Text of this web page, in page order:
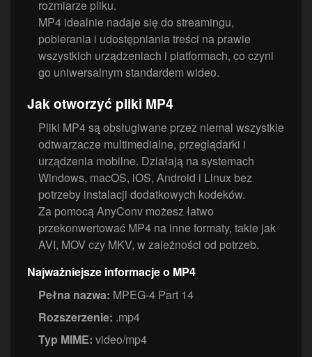
rozmiarze pliku.
MP4 idealnie nadaje się do streamingu,
pobierania i udostępniania treści na prawie
wszystkich urządzeniach i platformach, co czyni
go uniwersalnym standardem wideo.
Jak otworzyć pliki MP4
Pliki MP4 są obsługiwane przez niemal wszystkie
odtwarzacze multimedialne, przeglądarki i
urządzenia mobilne. Działają na systemach
Windows, macOS, iOS, Android i Linux bez
potrzeby instalacji dodatkowych kodeków.
Za pomocą AnyConv możesz łatwo
przekonwertować MP4 na inne formaty, takie jak
AVI, MOV czy MKV, w zależności od potrzeb.
Najważniejsze informacje o MP4
Pełna nazwa: MPEG-4 Part 14
Rozszerzenie: .mp4
Typ MIME: video/mp4